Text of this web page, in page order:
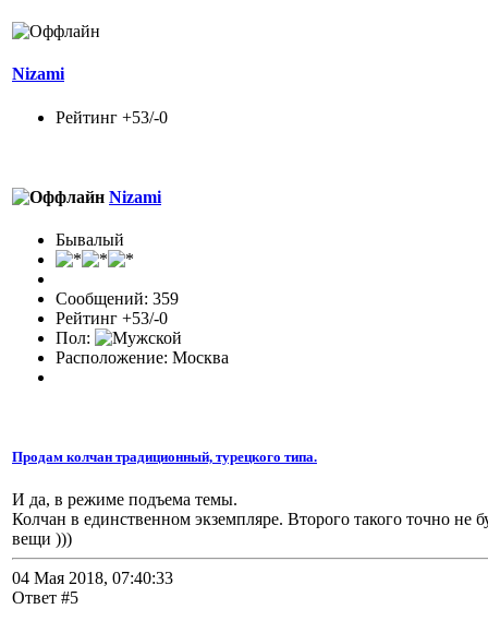
Nizami
Рейтинг +53/-0
Nizami
Бывалый
Сообщений: 359
Рейтинг +53/-0
Пол:
Расположение: Москва
Продам колчан традиционный, турецкого типа.
И да, в режиме подъема темы.
Колчан в единственном экземпляре. Второго такого точно
вещи )))
04 Мая 2018, 07:40:33
Ответ #5